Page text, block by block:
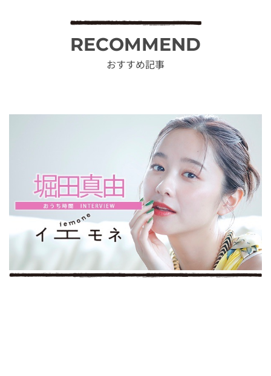
RECOMMEND
おすすめ記事